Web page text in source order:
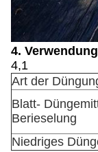
4. Verwendung
4,1
Art der
Blatt-
Berieselung
Niedriges